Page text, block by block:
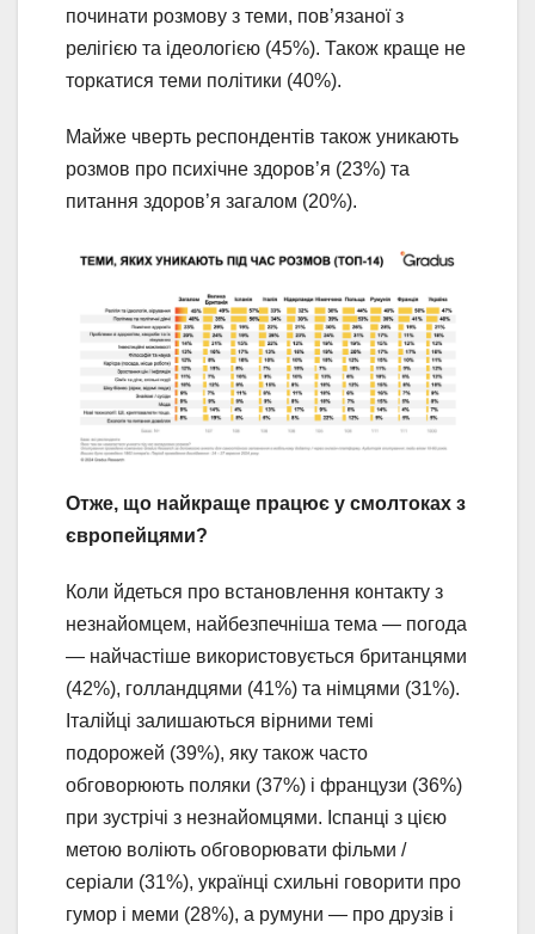
починати розмову з теми, пов’язаної з
релігією та ідеологією (45%). Також краще не
торкатися теми політики (40%).
Майже чверть респондентів також уникають
розмов про психічне здоров’я (23%) та
питання здоров’я загалом (20%).
Отже, що найкраще працює у смолтоках з
європейцями?
Коли йдеться про встановлення контакту з
незнайомцем, найбезпечніша тема — погода
— найчастіше використовується британцями
(42%), голландцями (41%) та німцями (31%).
Італійці залишаються вірними темі
подорожей (39%), яку також часто
обговорюють поляки (37%) і французи (36%)
при зустрічі з незнайомцями. Іспанці з цією
метою воліють обговорювати фільми /
серіали (31%), українці схильні говорити про
гумор і меми (28%), а румуни — про друзів і